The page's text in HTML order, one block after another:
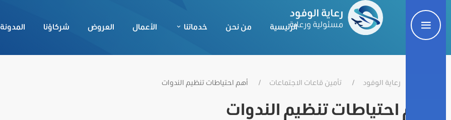
الرئيسية من نحن خدماتنا الأعمال العروض شركاؤنا المدونة
رعاية الوفود تأمين قاعات الاجتماعات أهم احتياطات تنظيم الندوات
أهم احتياطات تنظيم الندوات